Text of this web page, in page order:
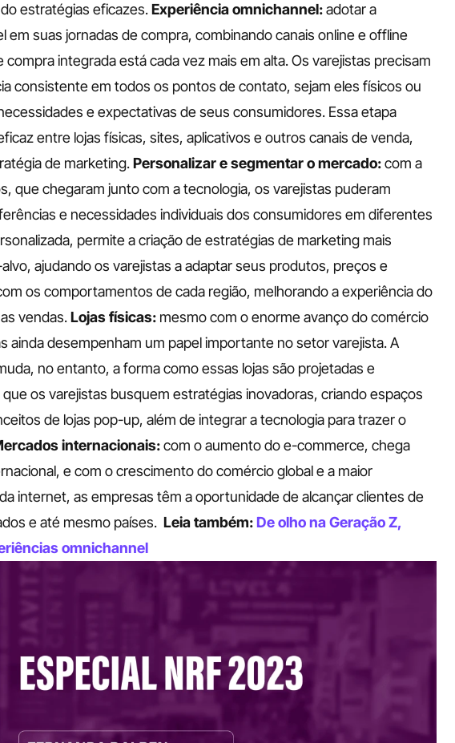
estratégias eficazes. Experiência omnichannel: adotar a
em suas jornadas de compra, combinando canais online e offline
compra integrada está cada vez mais em alta. Os varejistas precisam
consistente em todos os pontos de contato, sejam eles físicos ou
e expectativas de seus consumidores. Essa etapa
entre lojas físicas, sites, aplicativos e outros canais de venda,
de marketing. Personalizar e segmentar o mercado: com a
que chegaram junto com a tecnologia, os varejistas puderam
e necessidades individuais dos consumidores em diferentes
permite a criação de estratégias de marketing mais
ajudando os varejistas a adaptar seus produtos, preços e
os comportamentos de cada região, melhorando a experiência do
vendas. Lojas físicas: mesmo com o enorme avanço do comércio
ainda desempenham um papel importante no setor varejista. A
no entanto, a forma como essas lojas são projetadas e
os varejistas busquem estratégias inovadoras, criando espaços
de lojas pop-up, além de integrar a tecnologia para trazer o
internacionais: com o aumento do e-commerce, chega
e com o crescimento do comércio global e a maior
internet, as empresas têm a oportunidade de alcançar clientes de
e até mesmo países. Leia também: De olho na Geração Z,
omnichannel